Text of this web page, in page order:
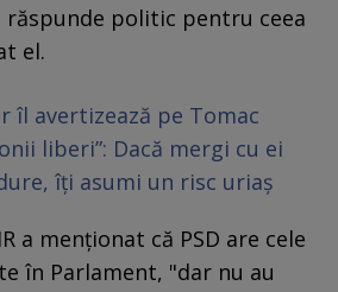
răspunde politic pentru ceea
el.
îl avertizează pe Tomac
liberi”: Dacă mergi cu ei
îți asumi un risc uriaș
a menționat că PSD are cele
în Parlament, "dar nu au